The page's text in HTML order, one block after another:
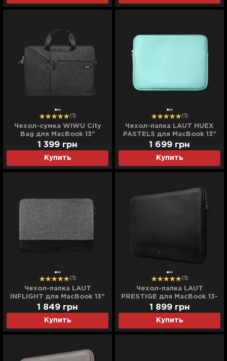
(1)
Чехол-сумка WIWU City
Bag для MacBook 13"
(Black)
Купить
1 399 грн
(1)
Чехол-папка LAUT HUEX
PASTELS для MacBook 13"
(Mint)
Купить
1 699 грн
(1)
Чехол-папка LAUT
INFLIGHT для MacBook 13"
(Black)
Купить
1 849 грн
(1)
Чехол-папка LAUT
PRESTIGE для MacBook 13-
14'' (Black)
Купить
1 899 грн